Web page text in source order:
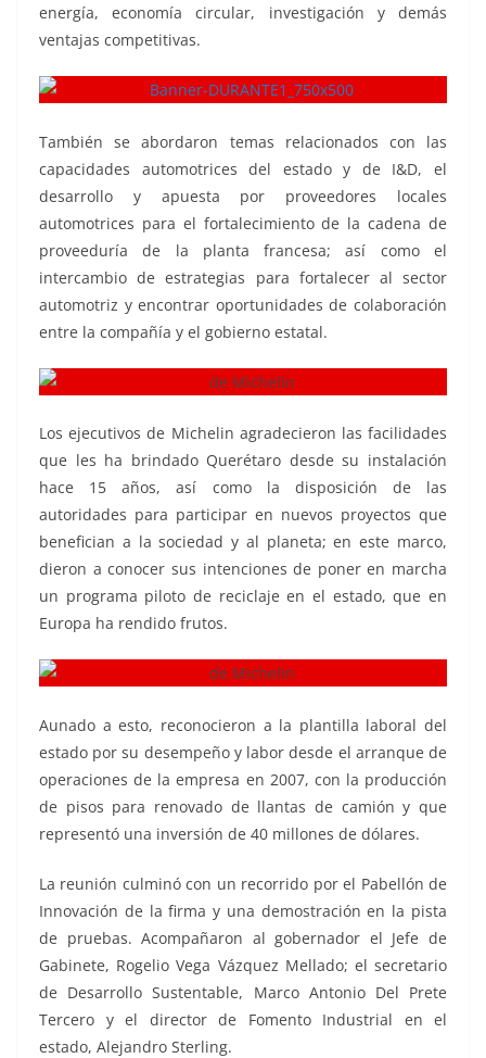
energía, economía circular, investigación y demás
ventajas competitivas.
También se abordaron temas relacionados con las
capacidades automotrices del estado y de I&D, el
desarrollo y apuesta por proveedores locales
automotrices para el fortalecimiento de la cadena de
proveeduría de la planta francesa; así como el
intercambio de estrategias para fortalecer al sector
automotriz y encontrar oportunidades de colaboración
entre la compañía y el gobierno estatal.
Los ejecutivos de Michelin agradecieron las facilidades
que les ha brindado Querétaro desde su instalación
hace 15 años, así como la disposición de las
autoridades para participar en nuevos proyectos que
benefician a la sociedad y al planeta; en este marco,
dieron a conocer sus intenciones de poner en marcha
un programa piloto de reciclaje en el estado, que en
Europa ha rendido frutos.
Aunado a esto, reconocieron a la plantilla laboral del
estado por su desempeño y labor desde el arranque de
operaciones de la empresa en 2007, con la producción
de pisos para renovado de llantas de camión y que
representó una inversión de 40 millones de dólares.
La reunión culminó con un recorrido por el Pabellón de
Innovación de la firma y una demostración en la pista
de pruebas. Acompañaron al gobernador el Jefe de
Gabinete, Rogelio Vega Vázquez Mellado; el secretario
de Desarrollo Sustentable, Marco Antonio Del Prete
Tercero y el director de Fomento Industrial en el
estado, Alejandro Sterling.